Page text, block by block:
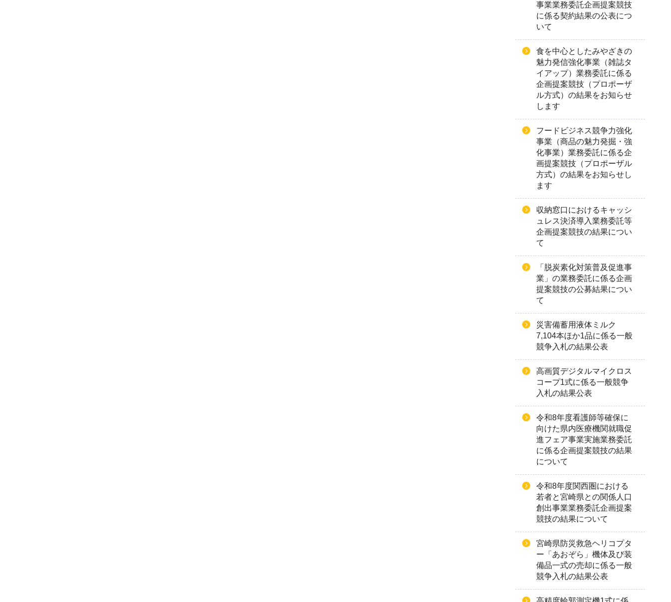
事業業務委託企画提案競技
に係る契約結果の公表につ
いて
食を中心としたみやざきの
魅力発信強化事業（雑誌タ
イアップ）業務委託に係る
企画提案競技（プロポーザ
ル方式）の結果をお知らせ
します
フードビジネス競争力強化
事業（商品の魅力発掘・強
化事業）業務委託に係る企
画提案競技（プロポーザル
方式）の結果をお知らせし
ます
収納窓口におけるキャッシ
ュレス決済導入業務委託等
企画提案競技の結果につい
て
「脱炭素化対策普及促進事
業」の業務委託に係る企画
提案競技の公募結果につい
て
災害備蓄用液体ミルク
7,104本ほか1品に係る一般
競争入札の結果公表
高画質デジタルマイクロス
コープ1式に係る一般競争
入札の結果公表
令和8年度看護師等確保に
向けた県内医療機関就職促
進フェア事業実施業務委託
に係る企画提案競技の結果
について
令和8年度関西圏における
若者と宮崎県との関係人口
創出事業業務委託企画提案
競技の結果について
宮崎県防災救急ヘリコプタ
ー「あおぞら」機体及び装
備品一式の売却に係る一般
競争入札の結果公表